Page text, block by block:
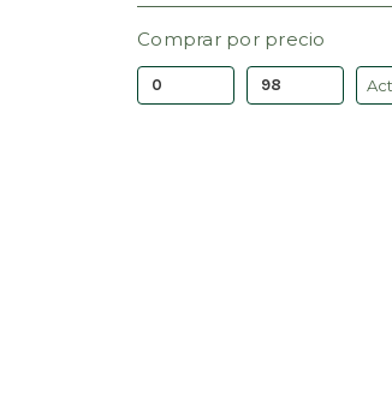
Comprar por precio